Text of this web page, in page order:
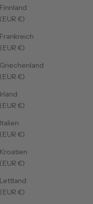
Finnland
(EUR €)
Frankreich
(EUR €)
Griechenland
(EUR €)
Irland
(EUR €)
Italien
(EUR €)
Kroatien
(EUR €)
Lettland
(EUR €)